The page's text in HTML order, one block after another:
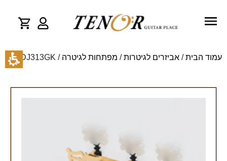
עמוד הבית/ אביזרים לגיטרות/ מפתחות לגיטרה / DJ313GK